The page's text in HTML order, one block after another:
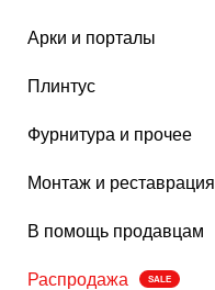
Арки и порталы
Плинтус
Фурнитура и прочее
Монтаж и реставрация
В помощь продавцам
Распродажа SALE